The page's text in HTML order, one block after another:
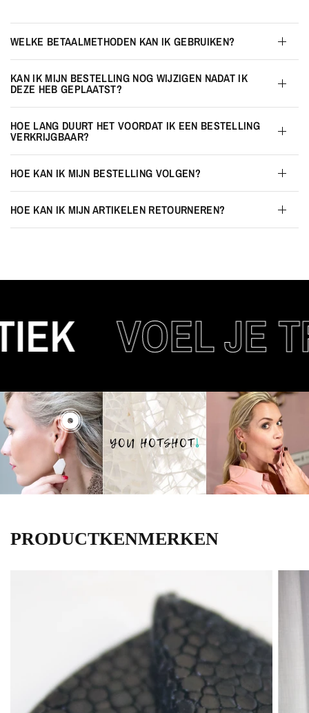
WELKE BETAALMETHODEN KAN IK GEBRUIKEN?
KAN IK MIJN BESTELLING NOG WIJZIGEN NADAT IK
DEZE HEB GEPLAATST?
HOE LANG DUURT HET VOORDAT IK EEN BESTELLING
VERKRIJGBAAR?
HOE KAN IK MIJN BESTELLING VOLGEN?
HOE KAN IK MIJN ARTIKELEN RETOURNEREN?
VOEL JE
PRODUCTKENMERKEN